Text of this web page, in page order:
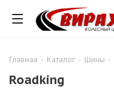
Главная - Каталог - Шины -
Roadking